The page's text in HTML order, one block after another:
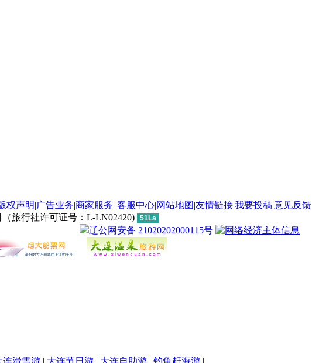
权声明|广告业务|商家服务| 客服中心|网站地图|友情链接|我要投稿|意见反馈
旅行社许可证号：L-LN02420) 51La
辽公网安备 21020202000115号
连滑雪游 | 大连节日游 | 大连自助游 | 钓鱼赶海游 |